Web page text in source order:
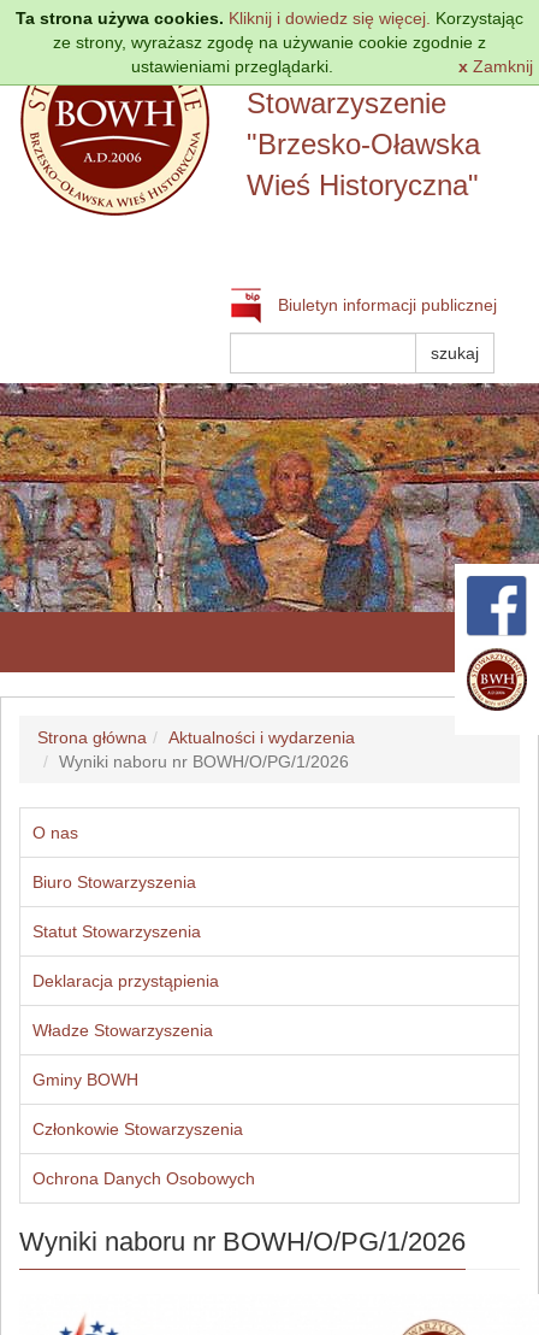
Ta strona używa cookies. Kliknij i dowiedz się więcej. Korzystając
ze strony, wyrażasz zgodę na używanie cookie zgodnie z
ustawieniami przeglądarki.
x Zamknij
Przejdź
Lokalna Grupa Działania
Stowarzyszenie
"Brzesko-Oławska
Wieś Historyczna"
Biuletyn informacji publicznej
Strona główna
Aktualności i wydarzenia
Wyniki naboru nr BOWH/O/PG/1/2026
O nas
Biuro Stowarzyszenia
Statut Stowarzyszenia
Deklaracja przystąpienia
Władze Stowarzyszenia
Gminy BOWH
Członkowie Stowarzyszenia
Ochrona Danych Osobowych
Wyniki naboru nr BOWH/O/PG/1/2026